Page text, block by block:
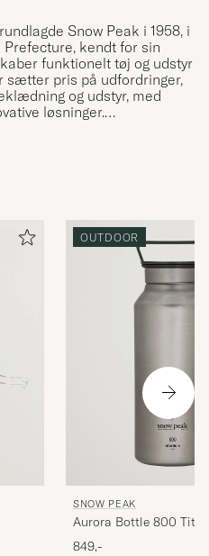
Snow Peak i 1958, i
kendt for sin
funktionelt tøj og udstyr
sætter pris på udfordringer,
og udstyr, med
løsninger.
matchet, så du kan
i rustfrit stål,
også gennem en
OUTDOOR
SNOW PEAK
Aurora Bottle 800
849,-